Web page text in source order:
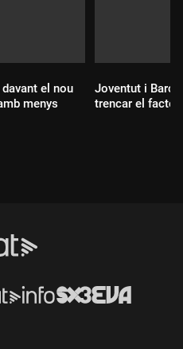
el nou
menys
Joventut i
trencar el factor